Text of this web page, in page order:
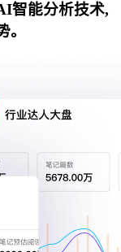
智能分析技术,